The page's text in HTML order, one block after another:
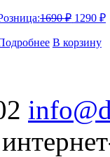
1690₽ 1290 ₽
В корзину